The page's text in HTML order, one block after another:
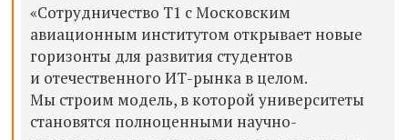
«Сотрудничество Т1 с Московским
авиационным институтом открывает новые
горизонты для развития студентов
и отечественного ИТ-рынка в целом.
Мы строим модель, в которой университеты
становятся полноценными научно-